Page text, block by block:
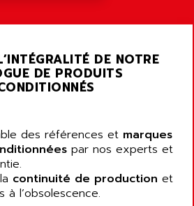
DE NOTRE
DE PRODUITS
des références et marques
par nos experts et
continuité de production et
l’obsolescence.